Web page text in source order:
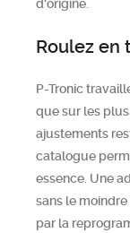
d'origine.
Roulez en
P-Tronic
que sur les
ajustements
catalogue
essence. Une
sans le
par la